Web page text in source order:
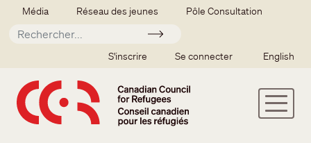
Aller au contenu principal
Secondary menu
Média Réseau des jeunes Pôle Consultation
Soumettre
SSO user menu
S'inscrire Se connecter English